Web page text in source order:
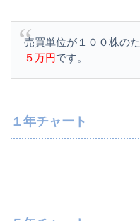
売買単位が１００株の
５万円です。
１年チャート